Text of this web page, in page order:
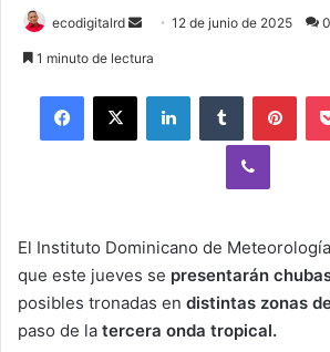
ecodigitalrd
Send12 de junio de 2025 0
1 minuto de lectura
Facebook
X LinkedInTumblr
Viber
El Instituto Dominicano de
que este jueves se presentarán
posibles tronadas en distintas zonas
paso de la tercera onda tropical.